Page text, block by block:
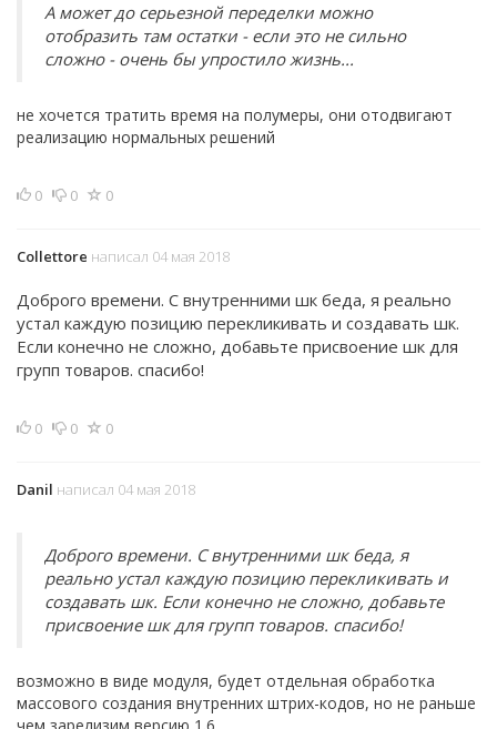
А может до серьезной переделки можно
отобразить там остатки - если это не сильно
сложно - очень бы упростило жизнь...
не хочется тратить время на полумеры, они отодвигают
реализацию нормальных решений
0 0 0
Collettore написал 04 мая 2018
Доброго времени. С внутренними шк беда, я реально
устал каждую позицию перекликивать и создавать шк.
Если конечно не сложно, добавьте присвоение шк для
групп товаров. спасибо!
0 0 0
Danil написал 04 мая 2018
Доброго времени. С внутренними шк беда, я
реально устал каждую позицию перекликивать и
создавать шк. Если конечно не сложно, добавьте
присвоение шк для групп товаров. спасибо!
возможно в виде модуля, будет отдельная обработка
массового создания внутренних штрих-кодов, но не раньше